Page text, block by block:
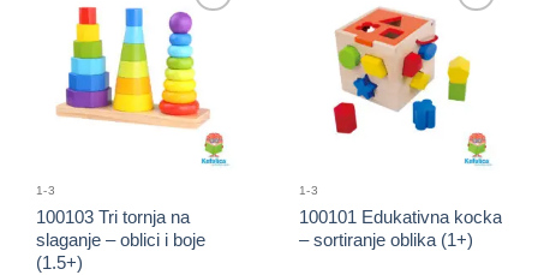
Sačuvaj
proizvod
1-3
100103 Tri tornja na
slaganje – oblici i boje
(1.5+)
proizvod
1-3
100101 Edukativna kocka
– sortiranje oblika (1+)